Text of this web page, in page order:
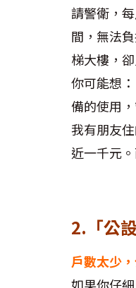
請警衛，
間，無法
梯大樓，
你可能想
備的使用
我有朋友
近一千元
2.「公
戶數太少